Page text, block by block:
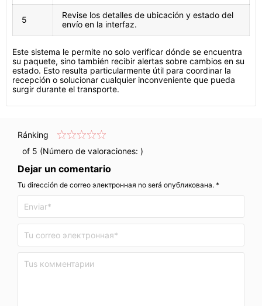
5
Revise los detalles de ubicación y estado del
envío en la interfaz.
Este sistema le permite no solo verificar dónde se encuentra
su paquete, sino también recibir alertas sobre cambios en su
estado. Esto resulta particularmente útil para coordinar la
recepción o solucionar cualquier inconveniente que pueda
surgir durante el transporte.
Ránking
of 5 (Número de valoraciones: )
Dejar un comentario
Tu dirección de correo электронная no será опубликована. *